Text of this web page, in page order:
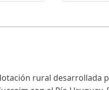
rural desarrollada